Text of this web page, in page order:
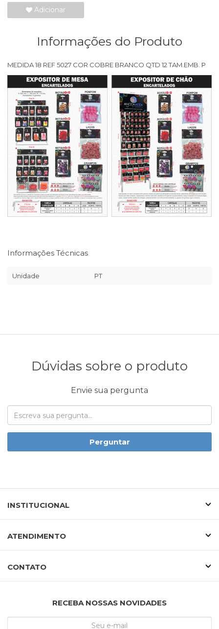
Adicionar
Informações do Produto
MEDIDA 18 REF 5027 COR COBRE BRANCO QTD 12 TAM.EMB. P
Informações Técnicas
Unidade PT
Dúvidas sobre o produto
Envie sua pergunta
Perguntar
INSTITUCIONAL
ATENDIMENTO
CONTATO
RECEBA NOSSAS NOVIDADES